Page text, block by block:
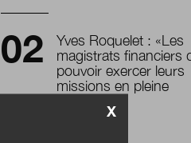
Yves Roquelet : «Les
magistrats financiers
pouvoir exercer leurs
missions en pleine
X